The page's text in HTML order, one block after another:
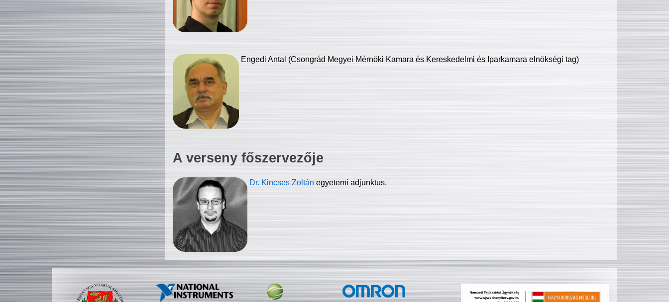
Engedi Antal (Csongrád Megyei Mérnöki Kamara és Kereskedelmi és Iparkamara elnökségi tag)
A verseny főszervezője
Dr. Kincses Zoltán egyetemi adjunktus.